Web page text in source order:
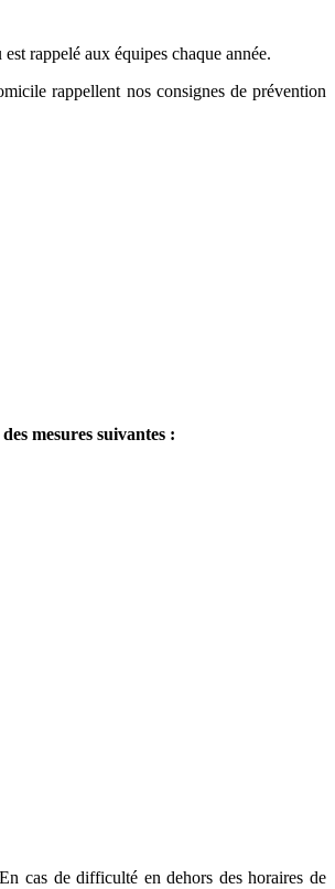
rappelé aux équipes chaque année.
rappellent nos consignes de prévention
mesures suivantes :
cas de difficulté en dehors des horaires de